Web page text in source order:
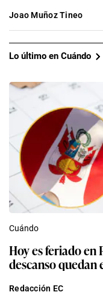
Joao Muñoz Tineo
Lo último en Cuándo
Cuándo
Hoy es feriado en
descanso quedan
Redacción EC